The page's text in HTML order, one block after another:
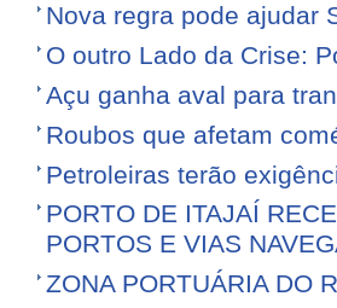
Nova regra pode ajudar
O outro Lado da Crise:
Açu ganha aval para
Roubos que afetam
Petroleiras terão
PORTO DE ITAJAÍ
PORTOS E VIAS
ZONA PORTUÁRIA DO